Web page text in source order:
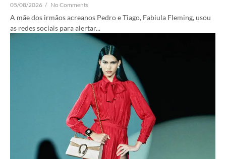
05/08/2026 / No Comments
A mãe dos irmãos acreanos Pedro e Tiago, Fabiula Fleming, usou
as redes sociais para alertar...